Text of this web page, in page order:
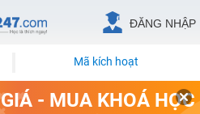
ĐĂNG NHẬP
Mã kích hoạt
- MUA KHOÁ HỌC